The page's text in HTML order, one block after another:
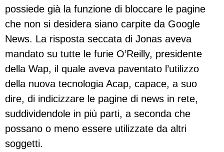
possiede già la funzione di bloccare le pagine
che non si desidera siano carpite da Google
News. La risposta seccata di Jonas aveva
mandato su tutte le furie O’Reilly, presidente
della Wap, il quale aveva paventato l’utilizzo
della nuova tecnologia Acap, capace, a suo
dire, di indicizzare le pagine di news in rete,
suddividendole in più parti, a seconda che
possano o meno essere utilizzate da altri
soggetti.